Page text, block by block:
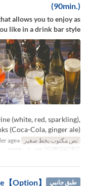
(90min.)
allows you to enjoy as
like in a drink bar style.
(white, red, sparkling),
(Coca-Cola, ginger ale)
نص مكتوب بخط صغير
※Alcohol cannot be provided to person under age.
تواريخ صالحة
طبق جانبي 【Option】Pastry Chef Specialty Whole Cake